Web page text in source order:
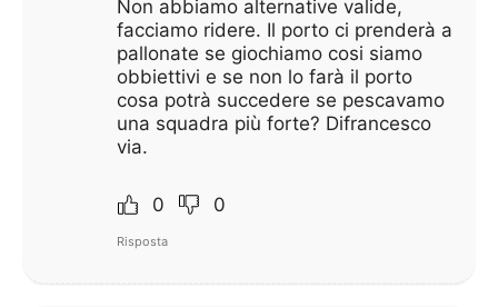
Non abbiamo alternative valide,
facciamo ridere. Il porto ci prenderà a
pallonate se giochiamo cosi siamo
obbiettivi e se non lo farà il porto
cosa potrà succedere se pescavamo
una squadra più forte? Difrancesco
via.
0 0
Risposta